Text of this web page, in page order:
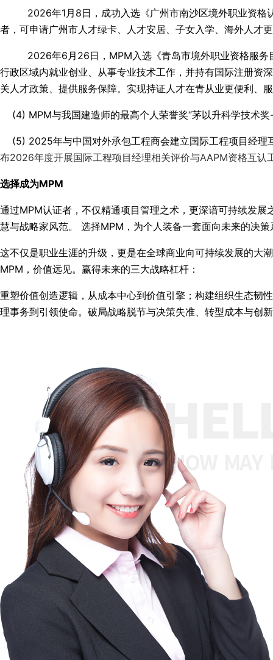
2026年1月8日，成功入选《广州市南沙区境外职业资格
者，可申请广州市人才绿卡、人才安居、子女入学、海外人才
2026年6月26日，MPM入选《青岛市境外职业资格服务
行政区域内就业创业、从事专业技术工作，并持有国际注册资
关人才政策、提供服务保障。实现持证人才在青从业更便利、
(4) MPM与我国建造师的最高个人荣誉奖“茅以升科学技术
(5) 2025年与中国对外承包工程商会建立国际工程项目经理
布2026年度开展国际工程项目经理相关评价与AAPM资格互认
选择成为MPM
通过MPM认证者，不仅精通项目管理之术，更深谙可持续发
慧与战略家风范。 选择MPM，为个人装备一套面向未来的决
这不仅是职业生涯的升级，更是在全球商业向可持续发展的大
MPM，价值远见。赢得未来的三大战略杠杆：
重塑价值创造逻辑，从成本中心到价值引擎；构建组织生态韧
理事务到引领使命。破局战略脱节与决策失准、转型成本与创